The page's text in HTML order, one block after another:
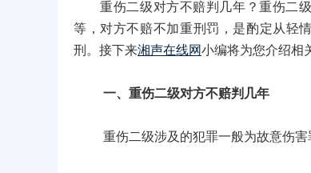
重伤二级对方不赔判几年？重伤二级
等，对方不赔不加重刑罚，是酌定从轻
刑。接下来湘声在线网小编将为您介绍相
一、重伤二级对方不赔判几年
重伤二级涉及的犯罪一般为故意伤害